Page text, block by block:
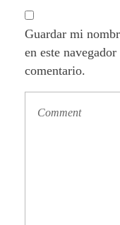
Guardar mi
en este
comentario.